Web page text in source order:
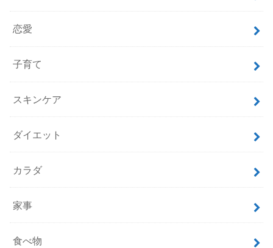
恋愛
子育て
スキンケア
ダイエット
カラダ
家事
食べ物